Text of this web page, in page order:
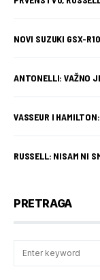
NOVI SUZUKI GSX-
ANTONELLI: VAŽNO
VASSEUR I
RUSSELL: NISAM NI
PRETRAGA